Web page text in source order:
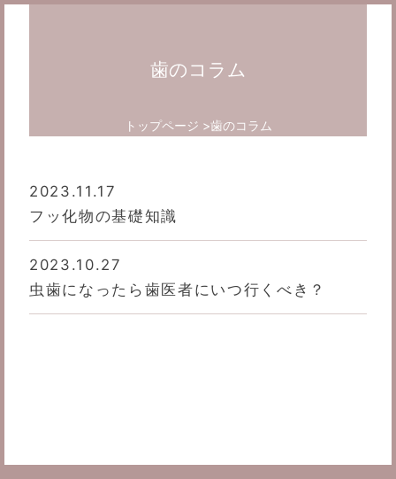
歯のコラム
トップページ 歯のコラム
2023.11.17
フッ化物の基礎知識
2023.10.27
虫歯になったら歯医者にいつ行くべき？